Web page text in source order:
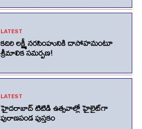
LATEST
కదిరి లక్ష్మీ నరసింహునికి దాసోహమంటూ
శ్రీమాలిక సమర్పణ!
LATEST
హైదరాబాద్ టిటిడి ఉత్సవాల్లో హైలైట్‌గా
పురాణపండ పుస్తకం